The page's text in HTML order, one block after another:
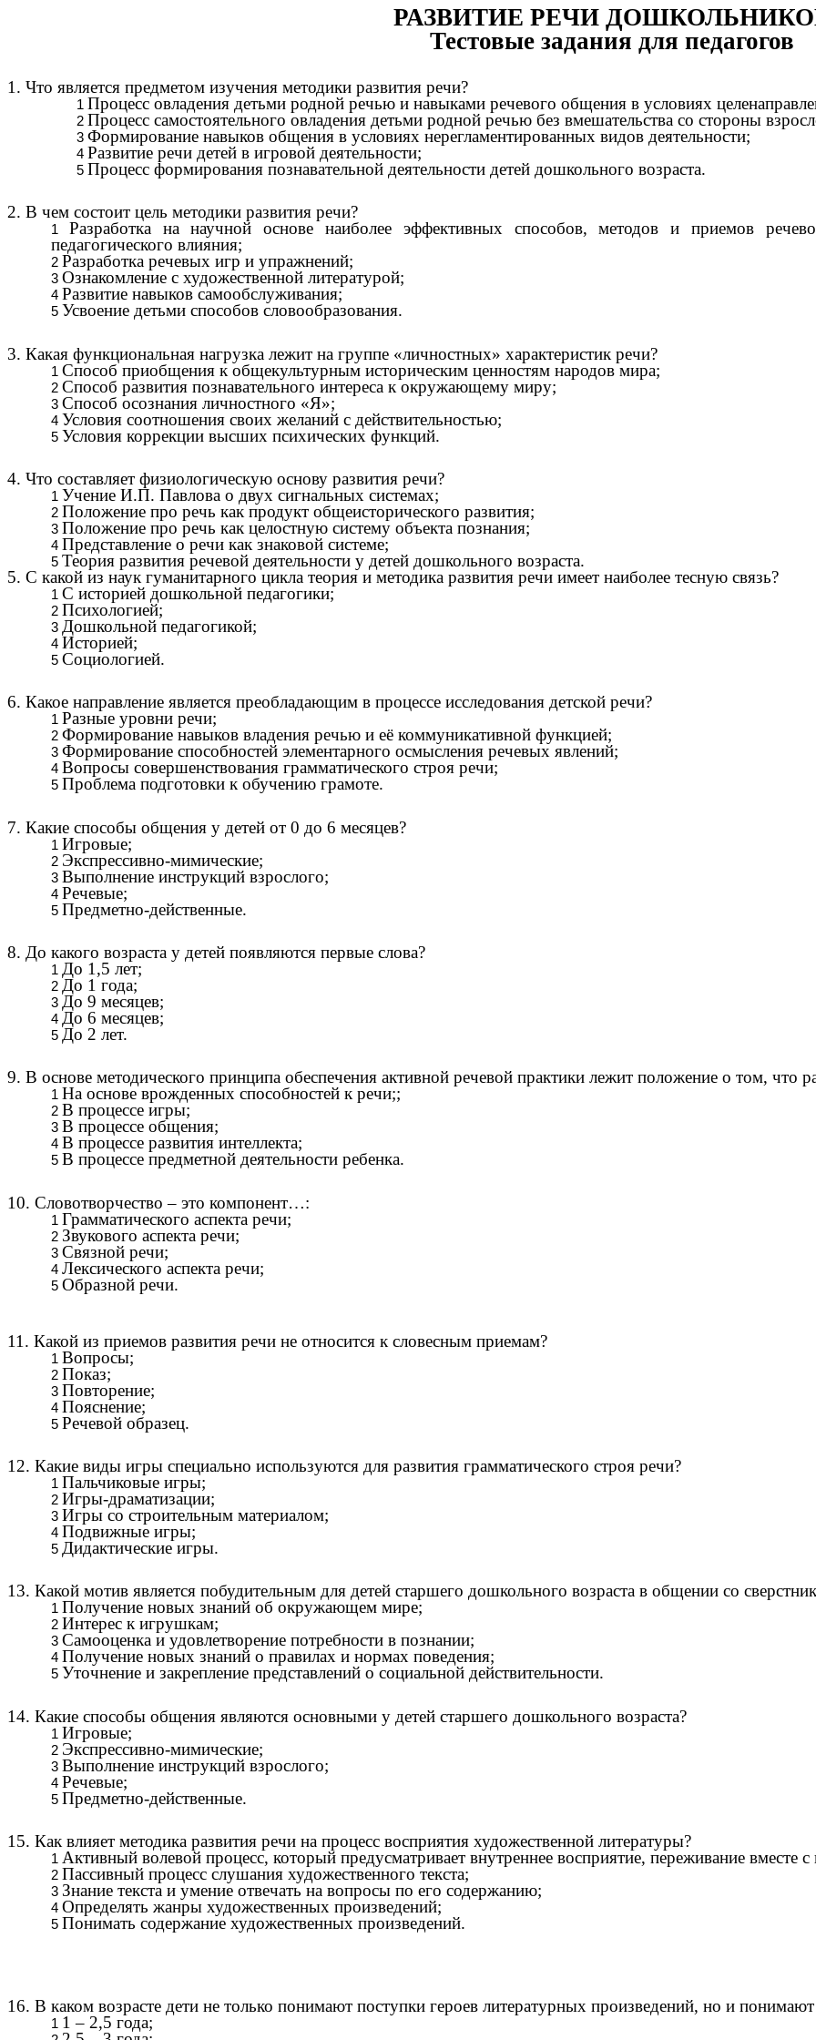
РАЗВИТИЕ РЕЧИ
Тестовые задания для педагогов
1. Что является предметом изучения методики развития речи?
Процесс овладения детьми родной речью и навыками речевого общения в условиях
Процесс самостоятельного овладения детьми родной речью без вмешательства со стороны
Формирование навыков общения в условиях нерегламентированных видов деятельности;
Развитие речи детей в игровой деятельности;
Процесс формирования познавательной деятельности детей дошкольного возраста.
2. В чем состоит цель методики развития речи?
Разработка на научной основе наиболее эффективных способов, методов и приемов
педагогического влияния;
Разработка речевых игр и упражнений;
Ознакомление с художественной литературой;
Развитие навыков самообслуживания;
Усвоение детьми способов словообразования.
3. Какая функциональная нагрузка лежит на группе «личностных» характеристик речи?
Способ приобщения к общекультурным историческим ценностям народов мира;
Способ развития познавательного интереса к окружающему миру;
Способ осознания личностного «Я»;
Условия соотношения своих желаний с действительностью;
Условия коррекции высших психических функций.
4. Что составляет физиологическую основу развития речи?
Учение И.П. Павлова о двух сигнальных системах;
Положение про речь как продукт общеисторического развития;
Положение про речь как целостную систему объекта познания;
Представление о речи как знаковой системе;
Теория развития речевой деятельности у детей дошкольного возраста.
5. С какой из наук гуманитарного цикла теория и методика развития речи имеет наиболее тесную связь?
С историей дошкольной педагогики;
Психологией;
Дошкольной педагогикой;
Историей;
Социологией.
6. Какое направление является преобладающим в процессе исследования детской речи?
Разные уровни речи;
Формирование навыков владения речью и её коммуникативной функцией;
Формирование способностей элементарного осмысления речевых явлений;
Вопросы совершенствования грамматического строя речи;
Проблема подготовки к обучению грамоте.
7. Какие способы общения у детей от 0 до 6 месяцев?
Игровые;
Экспрессивно-мимические;
Выполнение инструкций взрослого;
Речевые;
Предметно-действенные.
8. До какого возраста у детей появляются первые слова?
До 1,5 лет;
До 1 года;
До 9 месяцев;
До 6 месяцев;
До 2 лет.
9. В основе методического принципа обеспечения активной речевой практики лежит положение о том, что
На основе врожденных способностей к речи;;
В процессе игры;
В процессе общения;
В процессе развития интеллекта;
В процессе предметной деятельности ребенка.
10. Словотворчество – это компонент…:
Грамматического аспекта речи;
Звукового аспекта речи;
Связной речи;
Лексического аспекта речи;
Образной речи.
11. Какой из приемов развития речи не относится к словесным приемам?
Вопросы;
Показ;
Повторение;
Пояснение;
Речевой образец.
12. Какие виды игры специально используются для развития грамматического строя речи?
Пальчиковые игры;
Игры-драматизации;
Игры со строительным материалом;
Подвижные игры;
Дидактические игры.
13. Какой мотив является побудительным для детей старшего дошкольного возраста в общении со
Получение новых знаний об окружающем мире;
Интерес к игрушкам;
Самооценка и удовлетворение потребности в познании;
Получение новых знаний о правилах и нормах поведения;
Уточнение и закрепление представлений о социальной действительности.
14. Какие способы общения являются основными у детей старшего дошкольного возраста?
Игровые;
Экспрессивно-мимические;
Выполнение инструкций взрослого;
Речевые;
Предметно-действенные.
15. Как влияет методика развития речи на процесс восприятия художественной литературы?
Активный волевой процесс, который предусматривает внутреннее восприятие, переживание вместе с
Пассивный процесс слушания художественного текста;
Знание текста и умение отвечать на вопросы по его содержанию;
Определять жанры художественных произведений;
Понимать содержание художественных произведений.
16. В каком возрасте дети не только понимают поступки героев литературных произведений, но и
1 – 2,5 года;